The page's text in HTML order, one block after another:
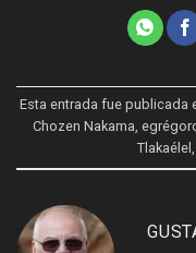
Esta entrada fue publicada
Chozen Nakama,
Tlakaélel ,